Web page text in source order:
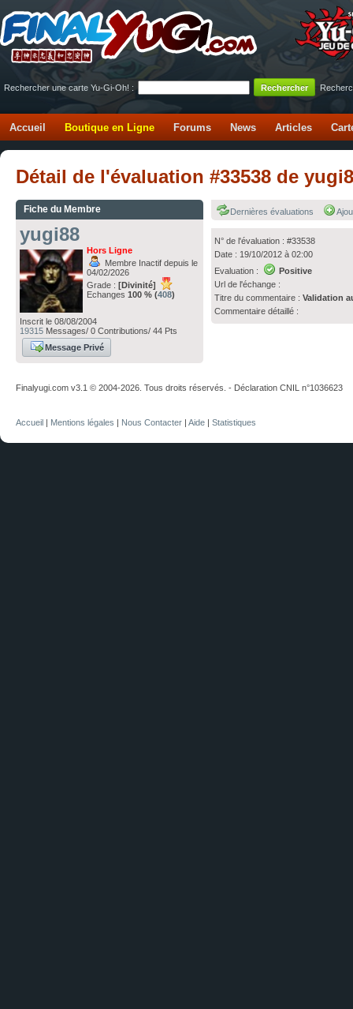
Rechercher une carte Yu-Gi-Oh! :
Accueil Boutique en Ligne Forums News Articles
Détail de l'évaluation #33538 de
Fiche du Membre
yugi88
Hors Ligne
Membre Inactif depuis le
04/02/2026
Grade : [Divinité]
Echanges 100 % (408)
Inscrit le 08/08/2004
19315 Messages/ 0 Contributions/ 44 Pts
Message Privé
Dernières évaluations
N° de l'évaluation : #33538
Date : 19/10/2012 à 02:00
Evaluation :
Positive
Url de l'échange :
Titre du commentaire :Validation
Commentaire détaillé :
Finalyugi.com v3.1 © 2004-2026. Tous droits réservés. - Déclaration CNIL n°1036623
Accueil | Mentions légales | Nous Contacter | Aide | Statistiques